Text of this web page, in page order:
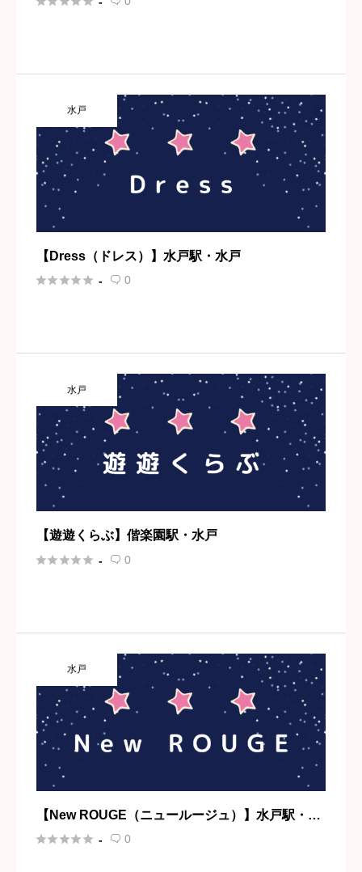
水戸
【Dress（ドレス）】水戸駅・水戸
 -  0
水戸
【遊遊くらぶ】偕楽園駅・水戸
 -  0
水戸
【New ROUGE（ニュールージュ）】水戸駅・水
 -  0